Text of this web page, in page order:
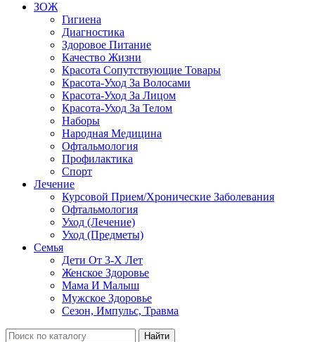
ЗОЖ
Гигиена
Диагностика
Здоровое Питание
Качество Жизни
Красота Сопутствующие Товары
Красота-Уход За Волосами
Красота-Уход За Лицом
Красота-Уход За Телом
Наборы
Народная Медицина
Офтальмология
Профилактика
Спорт
Лечение
Курсовой Прием/Хронические Заболевания
Офтальмология
Уход (Лечение)
Уход (Предметы)
Семья
Дети От 3-Х Лет
Женское Здоровье
Мама И Малыш
Мужское Здоровье
Сезон, Импульс, Травма
Найти